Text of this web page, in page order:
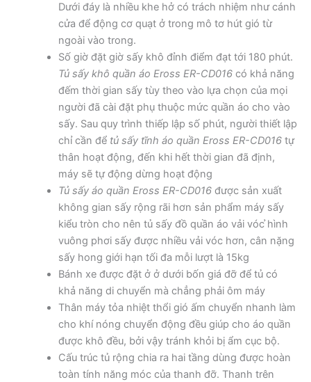
Dưới đáy là nhiều khe hở có trách nhiệm như cánh
cửa để động cơ quạt ở trong mô tơ hút gió từ
ngoài vào trong.
Số giờ đặt giờ sấy khô đỉnh điểm đạt tới 180 phút.
Tủ sấy khô quần áo Eross ER-CD016có khả năng
đếm thời gian sấy tùy theo vào lựa chọn của mọi
người đã cài đặt phụ thuộc mức quần áo cho vào
sấy. Sau quy trình thiếp lập số phút, người thiết lập
chỉ cần để tủ sấy tĩnh áo quần Eross ER-CD016tự
thân hoạt động, đến khi hết thời gian đã định,
máy sẽ tự động dừng hoạt động
Tủ sấy áo quần Eross ER-CD016được sản xuất
không gian sấy rộng rãi hơn sản phẩm máy sấy
kiểu tròn cho nên tủ sấy đồ quần áo vải vóc ̉hình
vuông phơi sấy được nhiều vải vóc hơn, cân nặng
sấy hong giới hạn tối đa mỗi lượt là 15kg
Bánh xe được đặt ở ở dưới bốn giá đỡ để tủ có
khả năng di chuyển mà chẳng phải ôm máy
Thân máy tỏa nhiệt thổi gió ấm chuyển nhanh làm
cho khí nóng chuyển động đều giúp cho áo quần
được khô đều, bởi vậy tránh khỏi bị ẩm cục bộ.
Cấu trúc tủ rộng chia ra hai tầng dùng được hoàn
toàn tính năng móc của thanh đỡ. Thanh trên